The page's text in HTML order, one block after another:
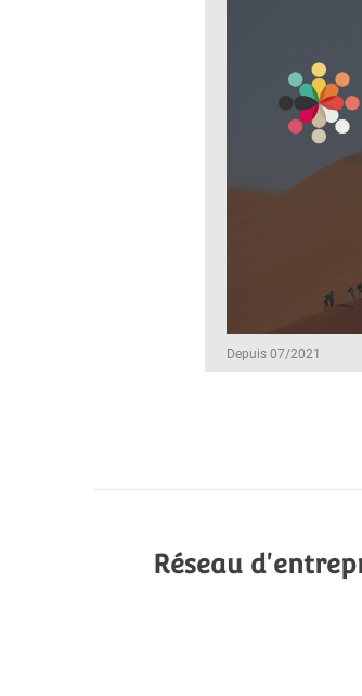
Depuis 07/2021
Réseau